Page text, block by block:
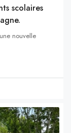
scolaires
nouvelle